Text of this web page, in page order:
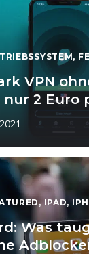
,
VPN
2 Euro
, IPAD,
Was